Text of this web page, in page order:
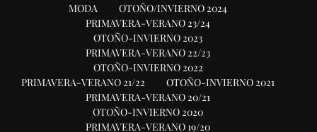
MODA
OTOÑO/INVIERNO 2024
PRIMAVERA-VERANO 23/24
OTOÑO-INVIERNO 2023
PRIMAVERA-VERANO 22/23
OTOÑO-INVIERNO 2022
PRIMAVERA-VERANO 21/22
OTOÑO-INVIERNO 2021
PRIMAVERA-VERANO 20/21
OTOÑO-INVIERNO 2020
PRIMAVERA-VERANO 19/20